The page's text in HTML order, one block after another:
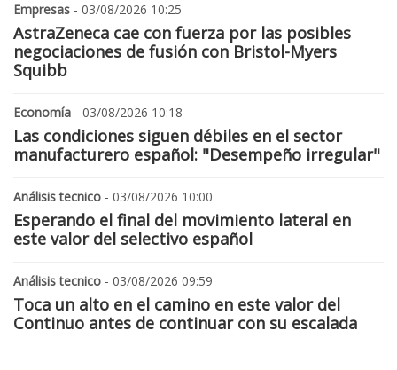
Empresas - 03/08/2026 10:25
AstraZeneca cae con fuerza por las posibles
negociaciones de fusión con Bristol-Myers
Squibb
Economía - 03/08/2026 10:18
Las condiciones siguen débiles en el sector
manufacturero español: "Desempeño irregular"
Análisis tecnico - 03/08/2026 10:00
Esperando el final del movimiento lateral en
este valor del selectivo español
Análisis tecnico - 03/08/2026 09:59
Toca un alto en el camino en este valor del
Continuo antes de continuar con su escalada